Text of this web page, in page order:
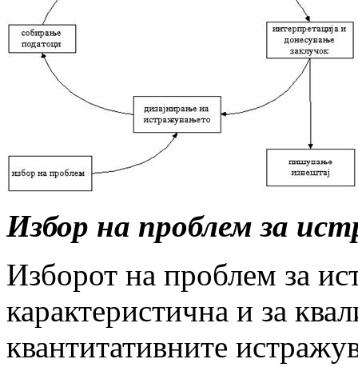
Избор на проблем за
Изборот на проблем за
карактеристична и за
квантитативните